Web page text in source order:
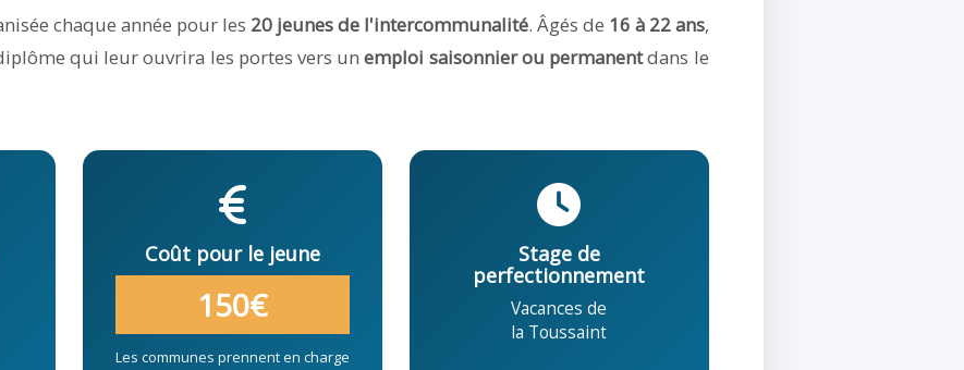
chaque année pour les 20 jeunes de l'intercommunalité. Âgés de 16 à 22 ans,
qui leur ouvrira les portes vers unemploi saisonnier ou permanentdans le
Coût pour le jeune
150€
Les communes prennent en charge
Stage de
perfectionnement
Vacances de
la Toussaint